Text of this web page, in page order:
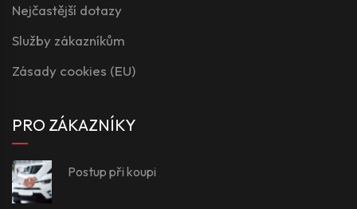
Nejčastější dotazy
Služby zákazníkům
Zásady cookies (EU)
PRO ZÁKAZNÍKY
Postup při koupi